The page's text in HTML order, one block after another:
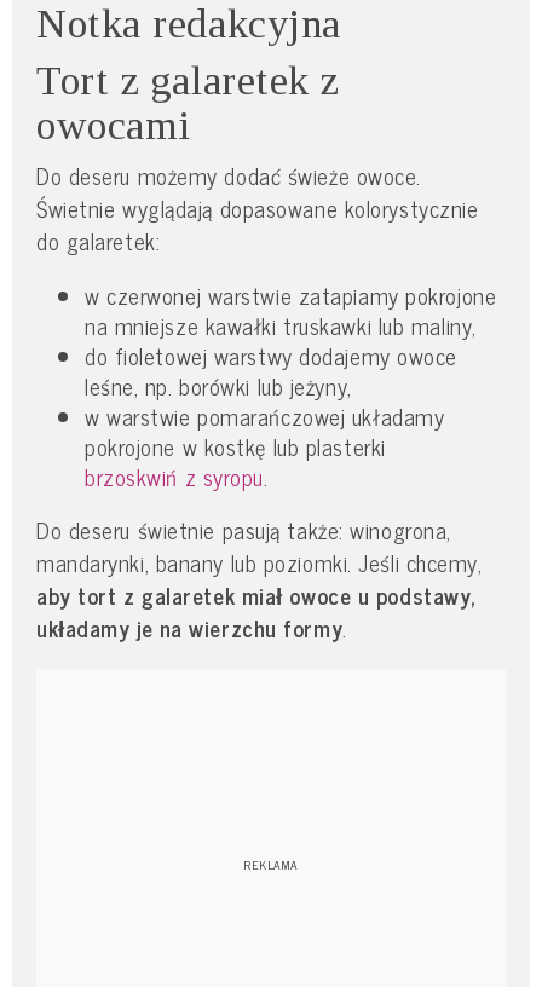
Notka redakcyjna
Tort z galaretek z
owocami
Do deseru możemy dodać świeże owoce.
Świetnie wyglądają dopasowane kolorystycznie
do galaretek:
w czerwonej warstwie zatapiamy pokrojone
na mniejsze kawałki truskawki lub maliny,
do fioletowej warstwy dodajemy owoce
leśne, np. borówki lub jeżyny,
w warstwie pomarańczowej układamy
pokrojone w kostkę lub plasterki
brzoskwiń z syropu.
Do deseru świetnie pasują także: winogrona,
mandarynki, banany lub poziomki. Jeśli chcemy,
aby tort z galaretek miał owoce u podstawy,
układamy je na wierzchu formy.